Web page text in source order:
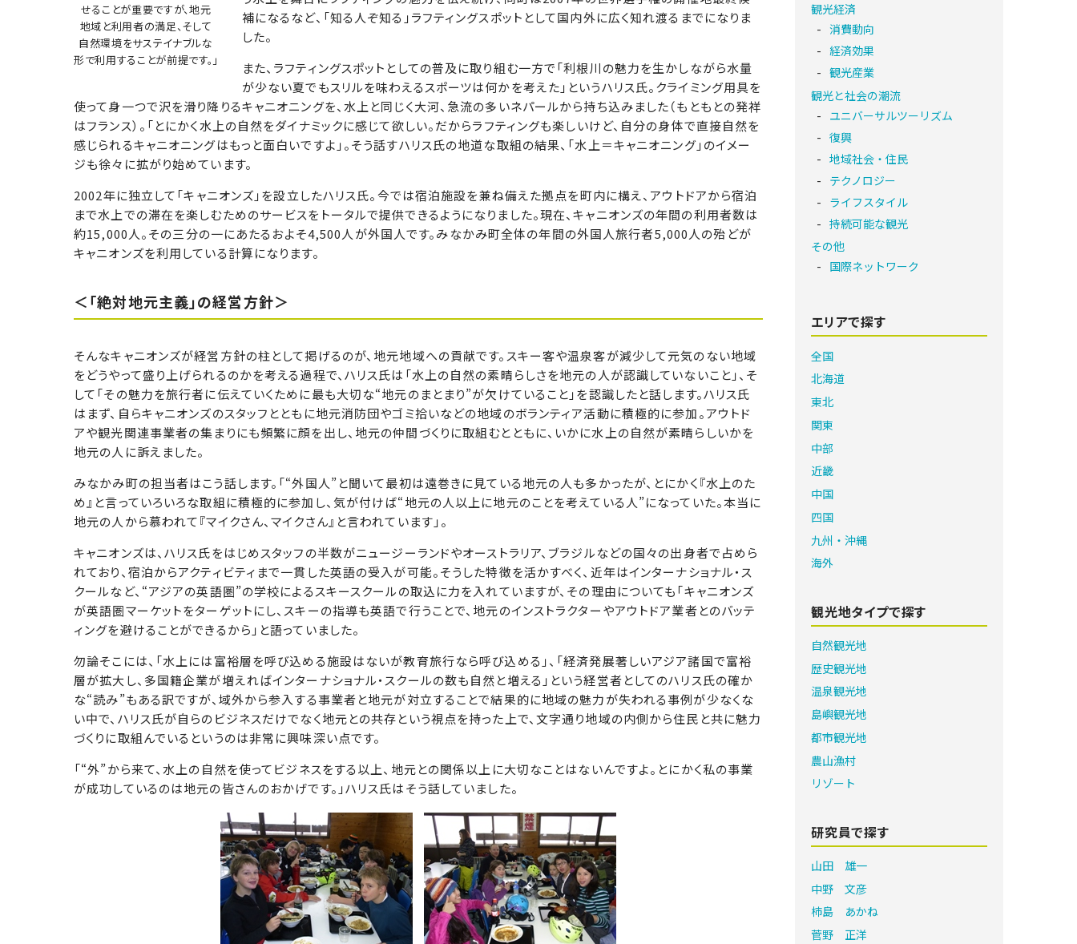
せることが重要ですが、地元
地域と利用者の満足、そして
自然環境をサステイナブルな
形で利用することが前提です。」
補になるなど、「知る人ぞ知る」ラフティングスポットとして国内外に広く知れ渡るまでになりま
した。
また、ラフティングスポットとしての普及に取り組む一方で「利根川の魅力を生かしながら水量
が少ない夏でもスリルを味わえるスポーツは何かを考えた」というハリス氏。クライミング用具を
使って身一つで沢を滑り降りるキャニオニングを、水上と同じく大河、急流の多いネパールから持ち込みました（もともとの発祥
はフランス）。「とにかく水上の自然をダイナミックに感じて欲しい。だからラフティングも楽しいけど、自分の身体で直接自然を
感じられるキャニオニングはもっと面白いですよ」。そう話すハリス氏の地道な取組の結果、「水上＝キャニオニング」のイメー
ジも徐々に拡がり始めています。
2002年に独立して「キャニオンズ」を設立したハリス氏。今では宿泊施設を兼ね備えた拠点を町内に構え、アウトドアから宿泊
まで水上での滞在を楽しむためのサービスをトータルで提供できるようになりました。現在、キャニオンズの年間の利用者数は
約15,000人。その三分の一にあたるおよそ4,500人が外国人です。みなかみ町全体の年間の外国人旅行者5,000人の殆どが
キャニオンズを利用している計算になります。
＜「絶対地元主義」の経営方針＞
そんなキャニオンズが経営方針の柱として掲げるのが、地元地域への貢献です。スキー客や温泉客が減少して元気のない地域
をどうやって盛り上げられるのかを考える過程で、ハリス氏は「水上の自然の素晴らしさを地元の人が認識していないこと」、そ
して「その魅力を旅行者に伝えていくために最も大切な“地元のまとまり”が欠けていること」を認識したと話します。ハリス氏
はまず、自らキャニオンズのスタッフとともに地元消防団やゴミ拾いなどの地域のボランティア活動に積極的に参加。アウトド
アや観光関連事業者の集まりにも頻繁に顔を出し、地元の仲間づくりに取組むとともに、いかに水上の自然が素晴らしいかを
地元の人に訴えました。
みなかみ町の担当者はこう話します。「“外国人”と聞いて最初は遠巻きに見ている地元の人も多かったが、とにかく『水上のた
め』と言っていろいろな取組に積極的に参加し、気が付けば“地元の人以上に地元のことを考えている人”になっていた。本当に
地元の人から慕われて『マイクさん、マイクさん』と言われています」。
キャニオンズは、ハリス氏をはじめスタッフの半数がニュージーランドやオーストラリア、ブラジルなどの国々の出身者で占めら
れており、宿泊からアクティビティまで一貫した英語の受入が可能。そうした特徴を活かすべく、近年はインターナショナル・ス
クールなど、“アジアの英語圏”の学校によるスキースクールの取込に力を入れていますが、その理由についても「キャニオンズ
が英語圏マーケットをターゲットにし、スキーの指導も英語で行うことで、地元のインストラクターやアウトドア業者とのバッテ
ィングを避けることができるから」と語っていました。
勿論そこには、「水上には富裕層を呼び込める施設はないが教育旅行なら呼び込める」、「経済発展著しいアジア諸国で富裕
層が拡大し、多国籍企業が増えればインターナショナル・スクールの数も自然と増える」という経営者としてのハリス氏の確か
な“読み”もある訳ですが、域外から参入する事業者と地元が対立することで結果的に地域の魅力が失われる事例が少なくな
い中で、ハリス氏が自らのビジネスだけでなく地元との共存という視点を持った上で、文字通り地域の内側から住民と共に魅力
づくりに取組んでいるというのは非常に興味深い点です。
「“外”から来て、水上の自然を使ってビジネスをする以上、地元との関係以上に大切なことはないんですよ。とにかく私の事業
が成功しているのは地元の皆さんのおかげです。」ハリス氏はそう話していました。
観光経済
消費動向
経済効果
観光産業
観光と社会の潮流
ユニバーサルツーリズム
復興
地域社会・住民
テクノロジー
ライフスタイル
持続可能な観光
その他
国際ネットワーク
エリアで探す
全国
北海道
東北
関東
中部
近畿
中国
四国
九州・沖縄
海外
観光地タイプで探す
自然観光地
歴史観光地
温泉観光地
島嶼観光地
都市観光地
農山漁村
リゾート
研究員で探す
山田 雄一
中野 文彦
柿島 あかね
菅野 正洋